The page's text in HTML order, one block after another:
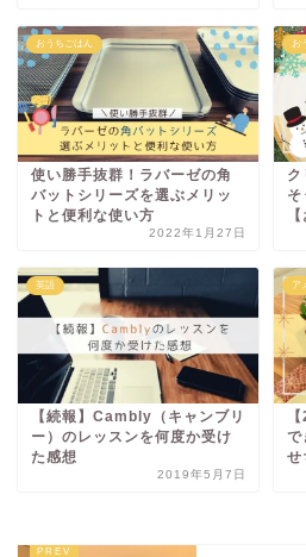
おうちごはん
使い勝手抜群！ラバーゼの角
バットシリーズを選ぶメリッ
トと便利な使い方
2022年1月27日
お
ク
そ
英語
【続報】Cambly（キャンブリ
ー）のレッスンを何度か受け
た感想
2019年5月7日
ア
で
せ